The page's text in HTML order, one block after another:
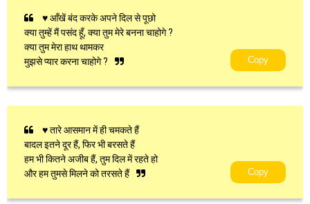
♥ आँखें बंद करके अपने दिल से पूछो
क्या तुम्हें मैं पसंद हूँ, क्या तुम मेरे बनना चाहोगे ?
क्या तुम मेरा हाथ थामकर
मुझसे प्यार करना चाहोगे ?
Copy
♥ तारे आसमान में ही चमकते हैं
बादल इतने दूर हैं, फिर भी बरसते हैं
हम भी कितने अजीब हैं, तुम दिल में रहते हो
और हम तुमसे मिलने को तरसते हैं
Copy